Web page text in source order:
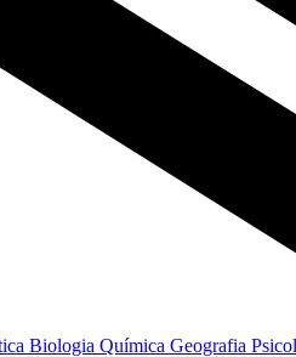
Biologia Química Geografia